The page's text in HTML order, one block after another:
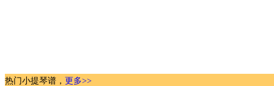
热门小提琴谱， 更多>>